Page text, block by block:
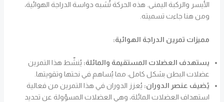
الأيسر والركبة اليمنى. هذه الحركة تُشبه دواسة الدراجة الهوائية،
ومن هنا جاءت تسميته.
مميزات تمرين الدراجة الهوائية:
يستهدف العضلات المستقيمة والمائلة: يُنشّط هذا التمرين
عضلات البطن بشكل كامل، مما يُساهم في نحتها وتقويتها.
يُضيف عنصر الدوران: يُعزز الدوران في هذا التمرين من فعالية
استهداف العضلات المائلة، وهي العضلات المسؤولة عن تحديد